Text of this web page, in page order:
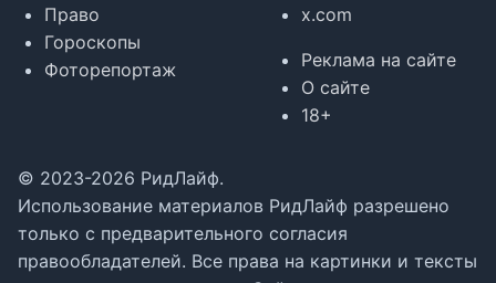
Право
Гороскопы
Фоторепортаж
x.com
Реклама на сайте
О сайте
18+
© 2023-2026 РидЛайф.
Использование материалов РидЛайф разрешено
только с предварительного согласия
правообладателей. Все права на картинки и тексты